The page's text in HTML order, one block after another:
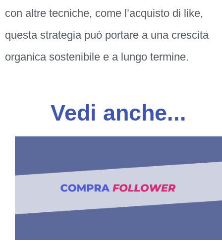
con altre tecniche, come l’acquisto di like,
questa strategia può portare a una crescita
organica sostenibile e a lungo termine.
Vedi anche...